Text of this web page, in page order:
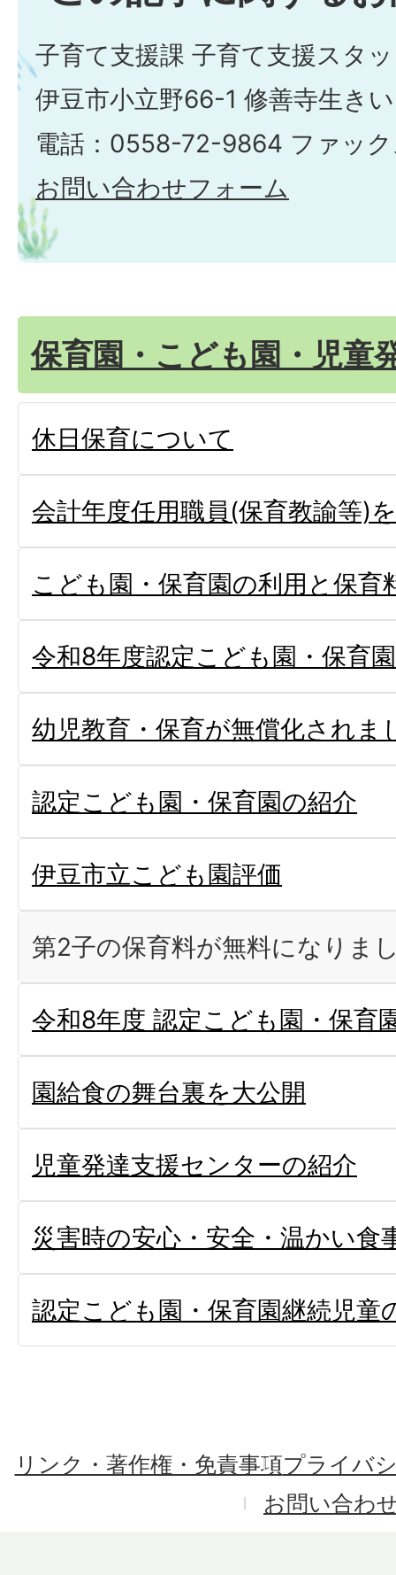
子育て支援課 子育て支援スタ
伊豆市小立野66-1 修善寺生き
電話：0558-72-9864 ファッ
お問い合わせフォーム
保育園・こども園・児童
休日保育について
会計年度任用職員(保育教諭等)
こども園・保育園の利用と保育
令和8年度認定こども園・保育
幼児教育・保育が無償化されま
認定こども園・保育園の紹介
伊豆市立こども園評価
第2子の保育料が無料になりま
令和8年度 認定こども園・保育
園給食の舞台裏を大公開
児童発達支援センターの紹介
災害時の安心・安全・温かい食
認定こども園・保育園継続児童
リンク・著作権・免責事項プライバ
お問い合わ